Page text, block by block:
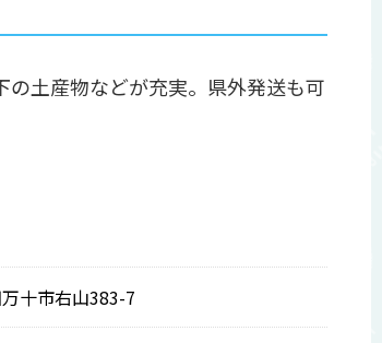
土産物などが充実。県外発送も可
十市右山383-7